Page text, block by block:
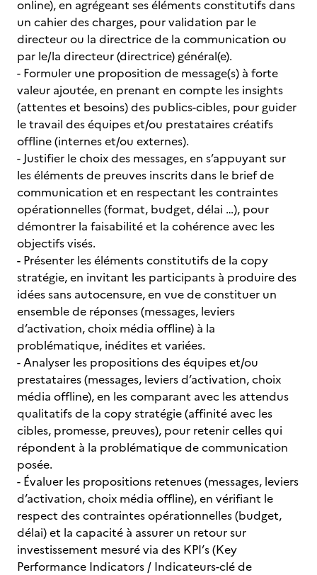
online), en agrégeant ses éléments constitutifs dans
un cahier des charges, pour validation par le
directeur ou la directrice de la communication ou
par le/la directeur (directrice) général(e).
- Formuler une proposition de message(s) à forte
valeur ajoutée, en prenant en compte les insights
(attentes et besoins) des publics-cibles, pour guider
le travail des équipes et/ou prestataires créatifs
offline (internes et/ou externes).
- Justifier le choix des messages, en s’appuyant sur
les éléments de preuves inscrits dans le brief de
communication et en respectant les contraintes
opérationnelles (format, budget, délai …), pour
démontrer la faisabilité et la cohérence avec les
objectifs visés.
- Présenter les éléments constitutifs de la copy
stratégie, en invitant les participants à produire des
idées sans autocensure, en vue de constituer un
ensemble de réponses (messages, leviers
d’activation, choix média offline) à la
problématique, inédites et variées.
- Analyser les propositions des équipes et/ou
prestataires (messages, leviers d’activation, choix
média offline), en les comparant avec les attendus
qualitatifs de la copy stratégie (affinité avec les
cibles, promesse, preuves), pour retenir celles qui
répondent à la problématique de communication
posée.
- Évaluer les propositions retenues (messages, leviers
d’activation, choix média offline), en vérifiant le
respect des contraintes opérationnelles (budget,
délai) et la capacité à assurer un retour sur
investissement mesuré via des KPI’s (Key
Performance Indicators / Indicateurs-clé de